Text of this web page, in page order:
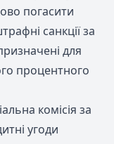
погасити
санкції за
для
процентного
комісія за
угоди